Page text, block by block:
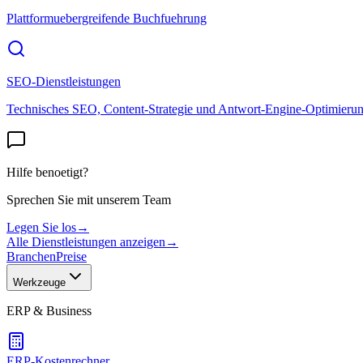
Plattformuebergreifende Buchfuehrung
SEO-Dienstleistungen
Technisches SEO, Content-Strategie und Antwort-Engine-
Hilfe benoetigt?
Sprechen Sie mit unserem Team
Legen Sie los→
Alle Dienstleistungen anzeigen →
BranchenPreise
Werkzeuge
ERP & Business